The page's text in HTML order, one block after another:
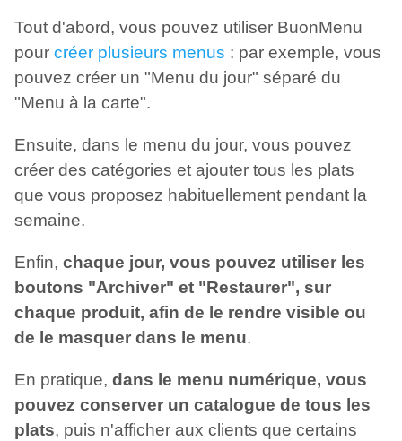
Tout d'abord, vous pouvez utiliser BuonMenu
pour créer plusieurs menus : par exemple, vous
pouvez créer un "Menu du jour" séparé du
"Menu à la carte".
Ensuite, dans le menu du jour, vous pouvez
créer des catégories et ajouter tous les plats
que vous proposez habituellement pendant la
semaine.
Enfin, chaque jour, vous pouvez utiliser les
boutons "Archiver" et "Restaurer", sur
chaque produit, afin de le rendre visible ou
de le masquer dans le menu.
En pratique, dans le menu numérique, vous
pouvez conserver un catalogue de tous les
plats, puis n'afficher aux clients que certains